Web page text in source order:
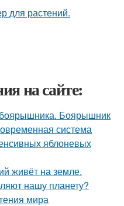
на сайте:
боярышника. Боярышник
система
яблоневых
живёт на земле.
нашу планету?
мира